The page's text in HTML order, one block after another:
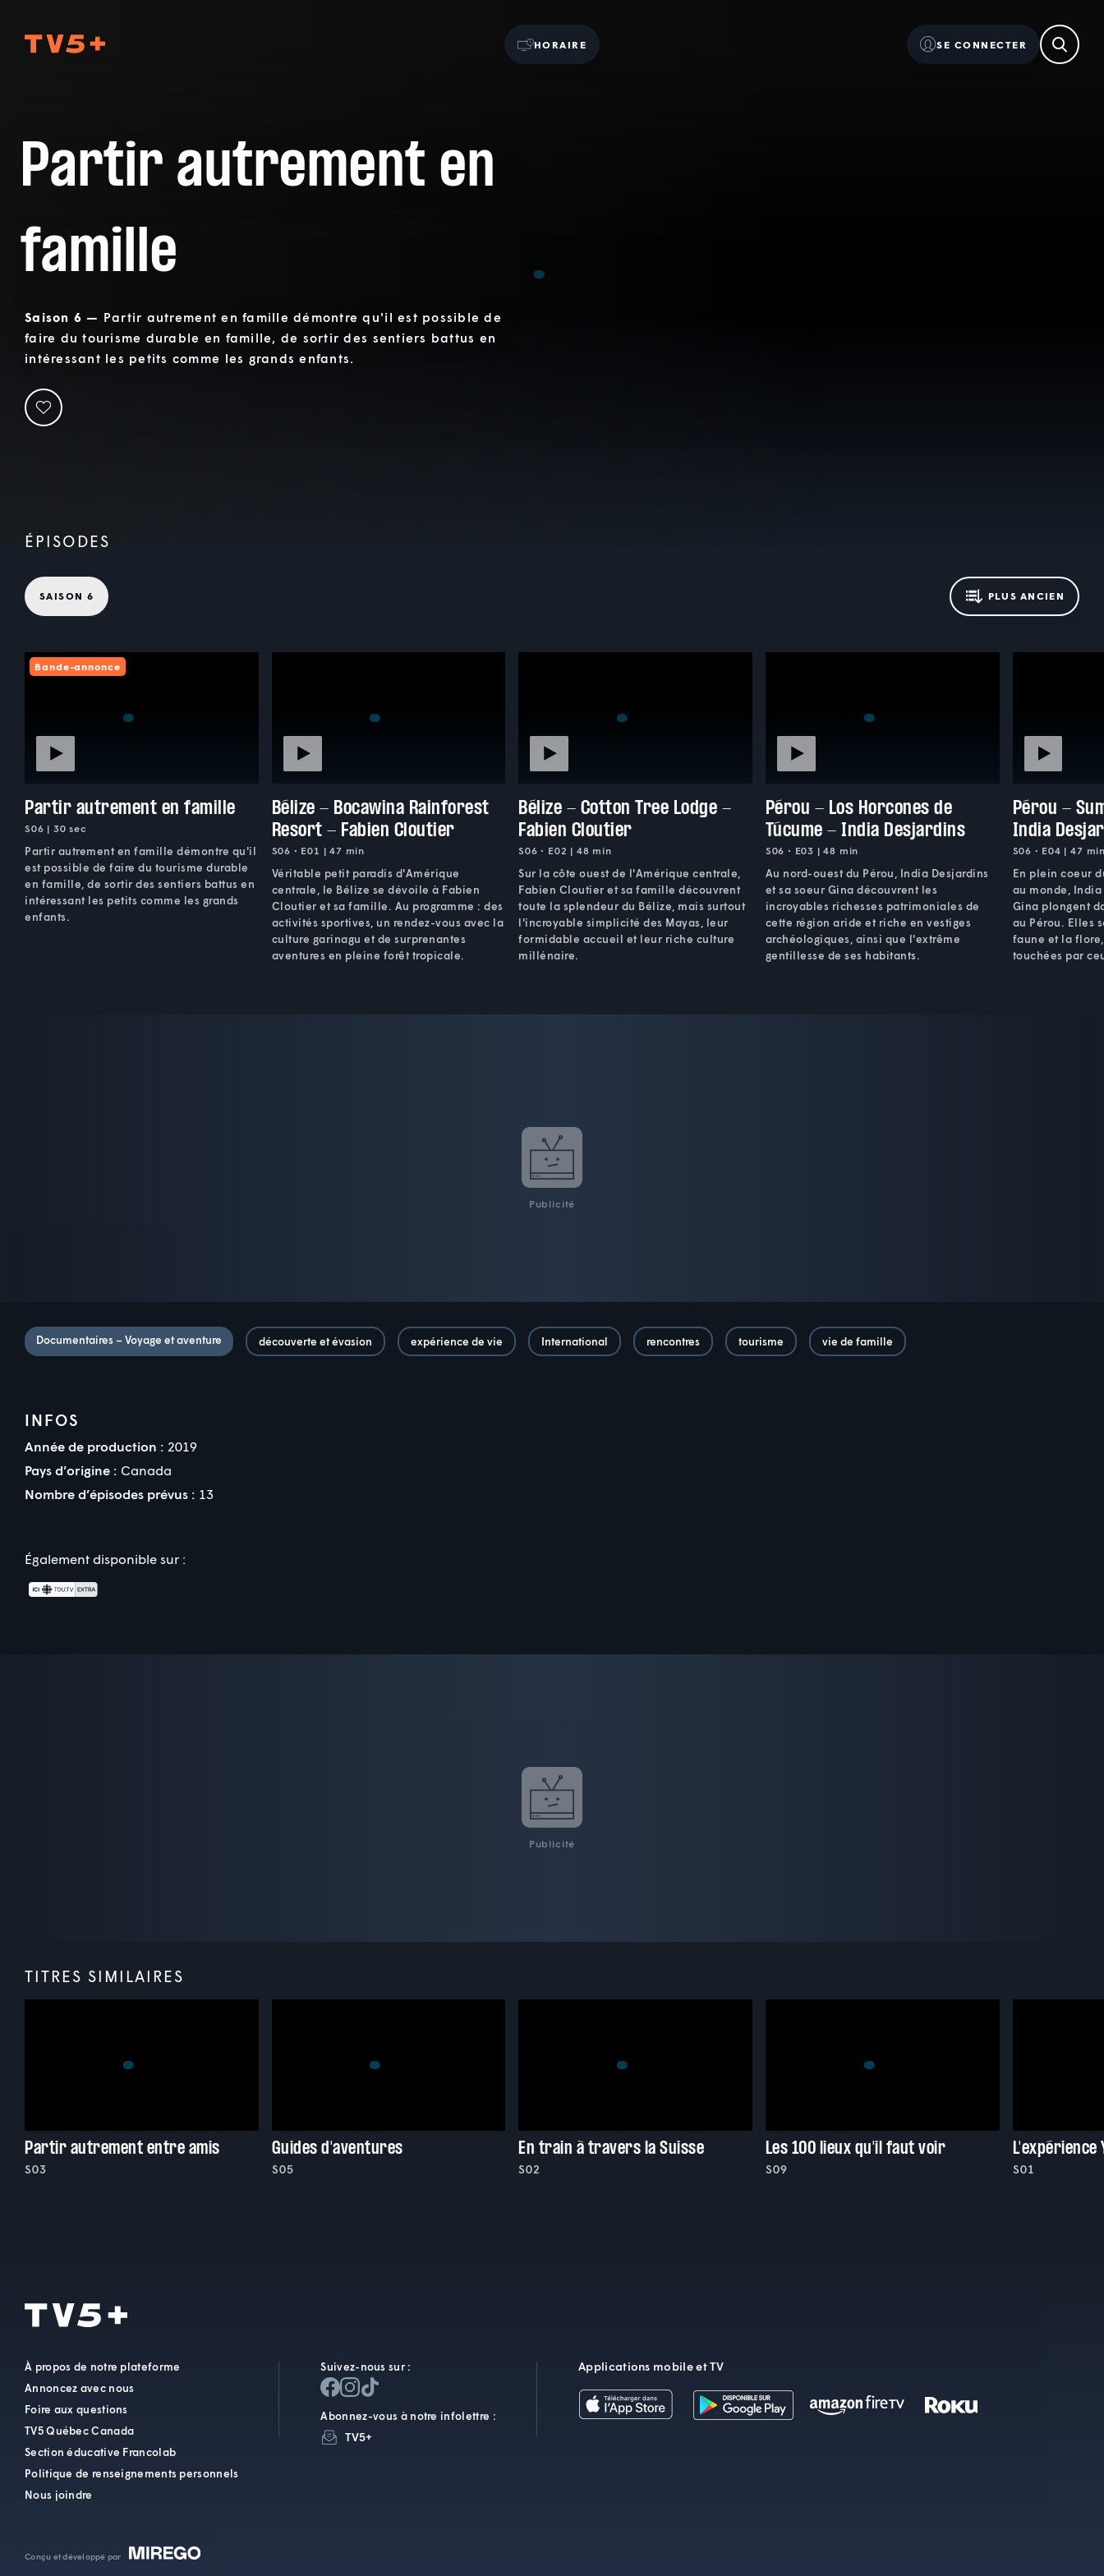
HORAIRE SE CONNECTER
Partir autrement en
famille
Saison 6 — Partir autrement en famille démontre qu'il est possible de
faire du tourisme durable en famille, de sortir des sentiers battus en
intéressant les petits comme les grands enfants.
ÉPISODES
SAISON 6 PLUS ANCIEN
Bande-annonce
Partir autrement en famille
S06 | 30 sec
Partir autrement en famille démontre qu'il
est possible de faire du tourisme durable
en famille, de sortir des sentiers battus en
intéressant les petits comme les grands
enfants.
Bélize - Bocawina Rainforest
Resort - Fabien Cloutier
S06 • E01 | 47 min
Véritable petit paradis d'Amérique
centrale, le Bélize se dévoile à Fabien
Cloutier et sa famille. Au programme : des
activités sportives, un rendez-vous avec la
culture garinagu et de surprenantes
aventures en pleine forêt tropicale.
Bélize - Cotton Tree Lodge -
Fabien Cloutier
S06 • E02 | 48 min
Sur la côte ouest de l'Amérique centrale,
Fabien Cloutier et sa famille découvrent
toute la splendeur du Bélize, mais surtout
l'incroyable simplicité des Mayas, leur
formidable accueil et leur riche culture
millénaire.
Pérou - Los Horcones de
Túcume - India Desjardins
S06 • E03 | 48 min
Au nord-ouest du Pérou, India Desjardins
et sa soeur Gina découvrent les
incroyables richesses patrimoniales de
cette région aride et riche en vestiges
archéologiques, ainsi que l'extrême
gentillesse de ses habitants.
Pérou -
India
S06 • E04 | 47
En plein coeur
au monde, India
Gina plongent
au Pérou. Elles
faune et la
touchées par
Publicité
Documentaires – Voyage et aventure découverte et évasion expérience de vie International rencontres tourisme vie de famille
INFOS
Année de production : 2019
Pays d’origine : Canada
Nombre d’épisodes prévus : 13
Également disponible sur :
Publicité
TITRES SIMILAIRES
Partir autrement entre amis
S03
Guides d'aventures
S05
En train à travers la Suisse
S02
Les 100 lieux qu'il faut voir
S09
L'expérience
S01
À propos de notre plateforme
Annoncez avec nous
Foire aux questions
TV5 Québec Canada
Section éducative Francolab
Politique de renseignements personnels
Nous joindre
Suivez-nous sur :
Abonnez-vous à notre infolettre :
TV5+
Applications mobile et TV
Conçu et développé par